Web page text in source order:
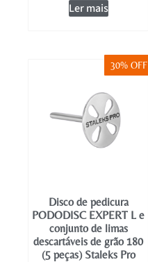
Ler mais
30% OFF
Disco de pedicura
PODODISC EXPERT L e
conjunto de limas
descartáveis de grão 180
(5 peças) Staleks Pro